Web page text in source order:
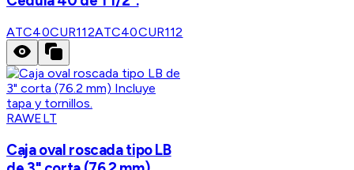
ATC40CUR112ATC40CUR112
RAWELT
Caja oval roscada tipo LB